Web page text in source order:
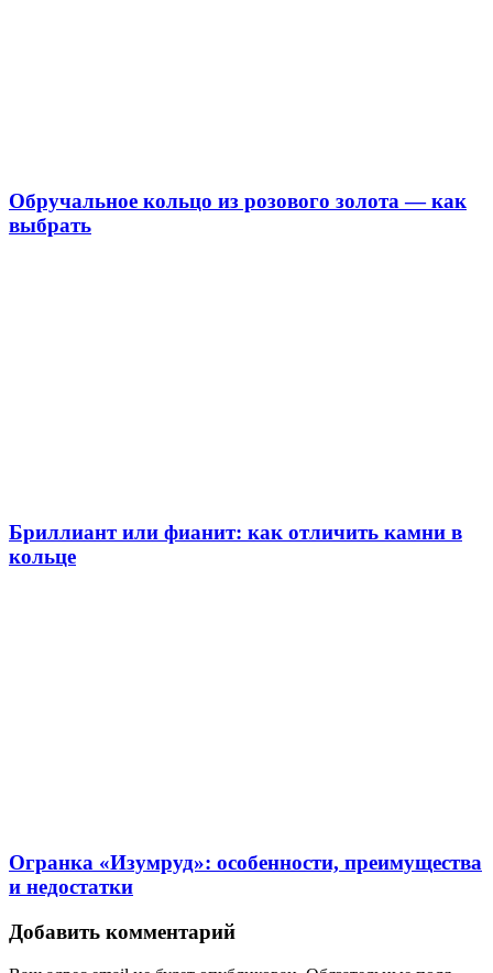
Обручальное кольцо из розового золота — как
выбрать
Бриллиант или фианит: как отличить камни в
кольце
Огранка «Изумруд»: особенности, преимущества
и недостатки
Добавить комментарий